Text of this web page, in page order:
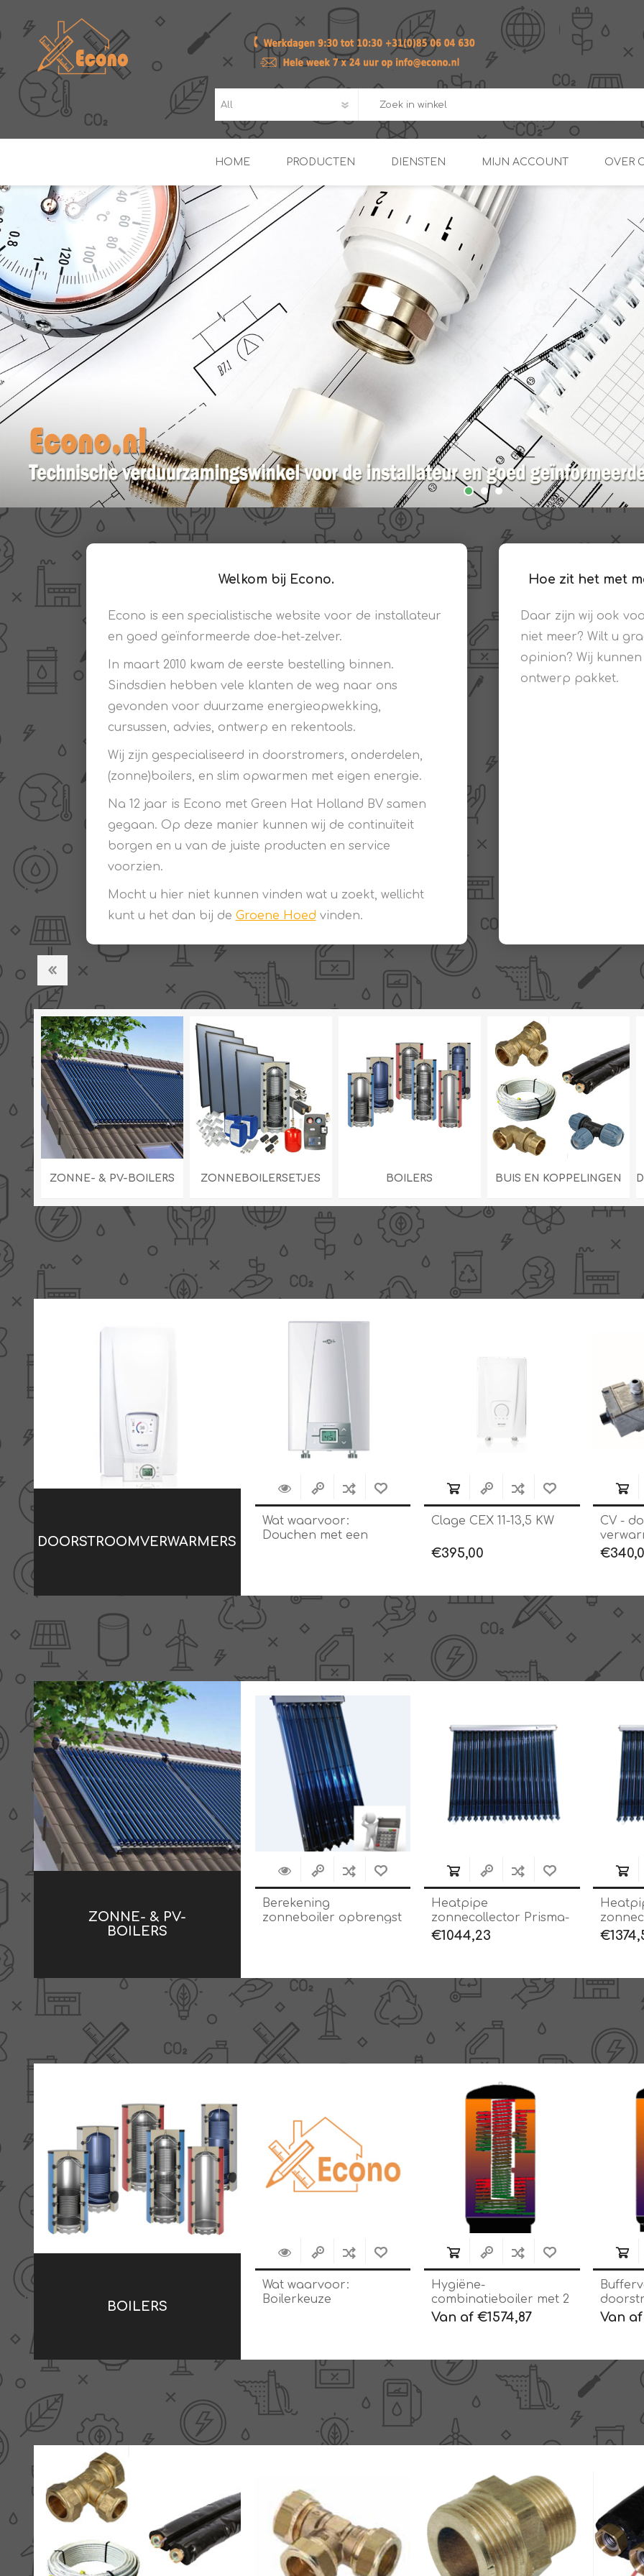
HOME PRODUCTEN
ZONNE- & PV-BOILERS
Zonneboilersetjes
Collector montage
Schema's
Checklijst - kleine
zonneboiler
Checklijst - zonneboiler
Checklijst - grote
zonneboiler
Wetenswaardigheden
Zonneboiler offerte
BOILERS
Selectie boilers
Appendages
BUIS EN
KOPPELINGEN
Tabel inch-mm
Collectorkoppelingen
Messing fittingen
knelkoppelingen
Pomp koppelingen
Solar fittingen
Clage
doorstroomverwarmers
Industrie
doorstroomverwarmers
Voorrangsschakelaars
AEG
Stiebel Eltron
THERMISCHE /
INFRAROOD PANELEN
Ceramic+
Diverse electro
Eltako
WAT WAARVOOR
DIENSTEN
ADVIES EN ONTWERP PAKKET
van
ENERGIEMANAGER
SECOND OPINION
MIJN ACCOUNT OVER
Welkom bij Econo.
Econo is een specialistische website voor de installateur
en goed geïnformeerde doe-het-zelver.
In maart 2010 kwam de eerste bestelling binnen.
Sindsdien hebben vele klanten de weg naar ons
gevonden voor duurzame energieopwekking,
cursussen, advies, ontwerp en rekentools.
Wij zijn gespecialiseerd in doorstromers, onderdelen,
(zonne)boilers, en slim opwarmen met eigen energie.
Na 12 jaar is Econo met Green Hat Holland BV samen
gegaan. Op deze manier kunnen wij de continuïteit
borgen en u van de juiste producten en service
voorzien.
Mocht u hier niet kunnen vinden wat u zoekt, wellicht
kunt u het dan bij de Groene Hoed vinden.
Hoe zit het met
Daar zijn wij ook
niet meer? Wilt u
opinion? Wij
ontwerp pakket.
ZONNE- & PV-BOILERS ZONNEBOILERSETJES BOILERS BUIS EN KOPPELINGEN
DOORSTROOMVERWARMERS
Wat waarvoor:
Douchen met een
Clage CEX 11-13,5 KW
€395,00
CV -
tot 10
ZONNE- & PV-
BOILERS
Berekening
zonneboiler opbrengst
Heatpipe
zonnecollector Prisma-
pro 18 CPC
€1044,23
pro 24
BOILERS
Wat waarvoor:
Boilerkeuze
Hygiëne-
combinatieboiler met 2
buiswarmtewisselaars
Van af €1574,87 Van